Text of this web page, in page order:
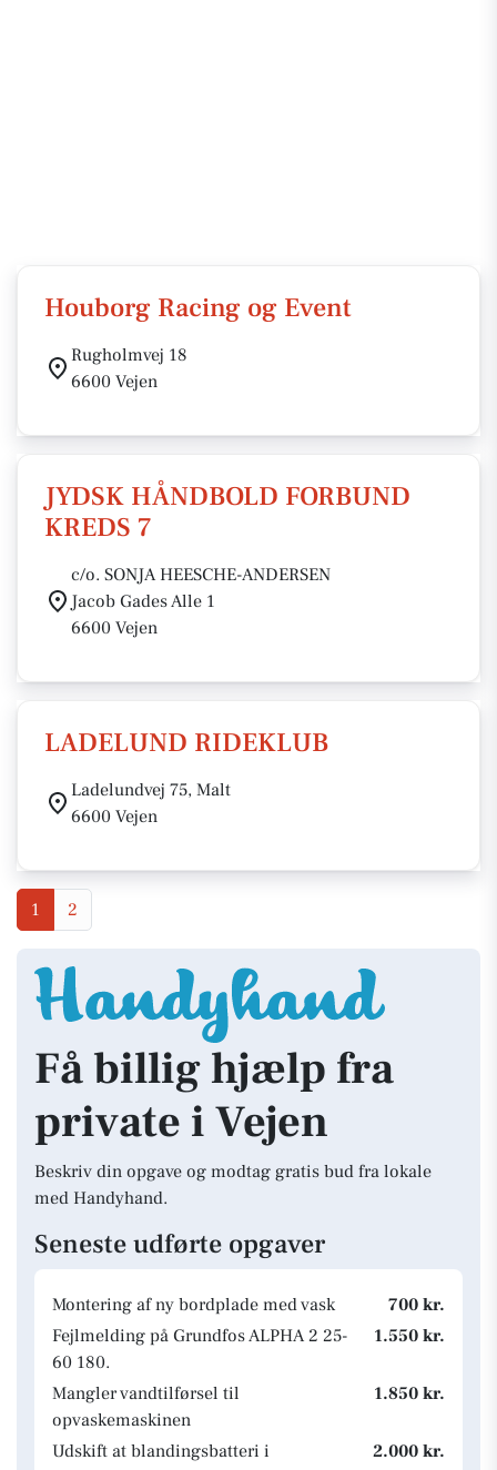
Houborg Racing og Event
Rugholmvej 18
6600 Vejen
JYDSK HÅNDBOLD FORBUND
KREDS 7
c/o. SONJA HEESCHE-ANDERSEN
Jacob Gades Alle 1
6600 Vejen
LADELUND RIDEKLUB
Ladelundvej 75, Malt
6600 Vejen
1 2
Få billig hjælp fra
private i Vejen
Beskriv din opgave og modtag gratis bud fra lokale
med Handyhand.
Seneste udførte opgaver
Montering af ny bordplade med vask
700 kr.
Fejlmelding på Grundfos ALPHA 2 25-
60 180.
1.550 kr.
Mangler vandtilførsel til
opvaskemaskinen
1.850 kr.
Udskift at blandingsbatteri i
2.000 kr.